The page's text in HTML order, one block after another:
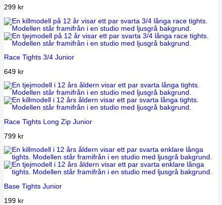
299 kr
Race Tights 3/4 Junior
649 kr
Race Tights Long Zip Junior
799 kr
Base Tights Junior
199 kr